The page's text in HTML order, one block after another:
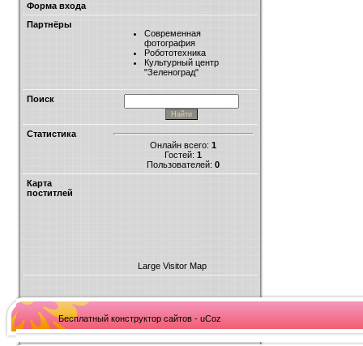
Форма входа
Партнёры
Современная
фотография
Робототехника
Культурный центр
"Зеленоград"
Поиск
Статистика
Онлайн всего: 1
Гостей: 1
Пользователей: 0
Карта
поститлей
Large Visitor Map
Бесплатный конструктор сайтов - uCoz